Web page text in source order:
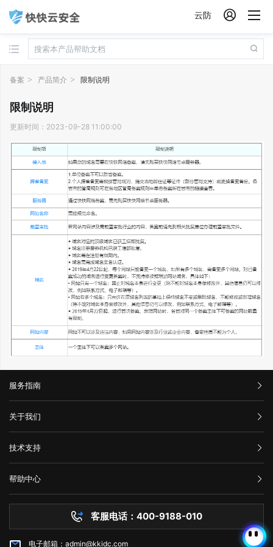
云防 
备案 产品简介 限制说明
限制说明
更新时间：2023-09-28 11:00:00
服务指南
汇款信息
购买流程
服务条款
关于我们
公司介绍
举报中心
隐私声明
技术支持
网站备案
技术文档
帮助中心
服务器问题
客服电话：400-9188-010
电子邮箱：admin@kkidc.com